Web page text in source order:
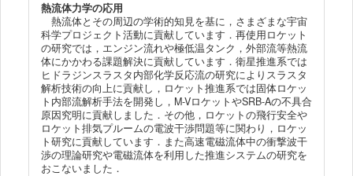
熱流体力学の応用
熱流体とその周辺の学術的知見を基に，さまざまな宇宙
科学プロジェクト活動に貢献しています．再使用ロケット
の研究では，エンジン流れや極低温タンク，外部流等熱流
体にかかわる課題解決に貢献しています．衛星推進系では
ヒドラジンスラスタ内部化学反応流の研究によりスラスタ
解析技術の向上に貢献し，ロケット推進系では固体ロケッ
ト内部流解析手法を開発し，M-VロケットやSRB-Aの不具合
原因究明に貢献しました．その他，ロケットの飛行安全や
ロケット排気プルームの電波干渉問題等に関わり，ロケッ
ト研究に貢献しています．また高速電磁流体中の衝撃波干
渉の理論研究や電磁流体を利用した推進システムの研究を
おこないました．